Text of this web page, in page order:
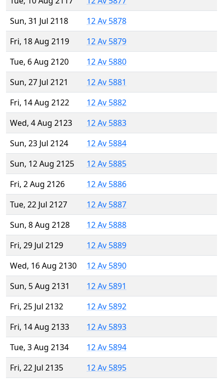
Sun, 31 Jul 2118
12 Av 5878
Fri, 18 Aug 2119
12 Av 5879
Tue, 6 Aug 2120
12 Av 5880
Sun, 27 Jul 2121
12 Av 5881
Fri, 14 Aug 2122
12 Av 5882
Wed, 4 Aug 2123
12 Av 5883
Sun, 23 Jul 2124
12 Av 5884
Sun, 12 Aug 2125
12 Av 5885
Fri, 2 Aug 2126
12 Av 5886
Tue, 22 Jul 2127
12 Av 5887
Sun, 8 Aug 2128
12 Av 5888
Fri, 29 Jul 2129
12 Av 5889
Wed, 16 Aug 2130
12 Av 5890
Sun, 5 Aug 2131
12 Av 5891
Fri, 25 Jul 2132
12 Av 5892
Fri, 14 Aug 2133
12 Av 5893
Tue, 3 Aug 2134
12 Av 5894
Fri, 22 Jul 2135
12 Av 5895